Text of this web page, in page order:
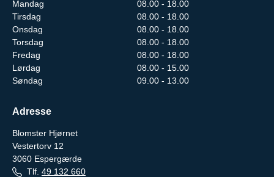
Mandag
08.00 - 18.00
Tirsdag
08.00 - 18.00
Onsdag
08.00 - 18.00
Torsdag
08.00 - 18.00
Fredag
08.00 - 18.00
Lørdag
08.00 - 15.00
Søndag
09.00 - 13.00
Adresse
Blomster Hjørnet
Vestertorv 12
3060 Espergærde
Tlf. 49 132 660